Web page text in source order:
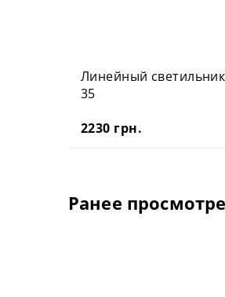
Линейный светильник
35
2230 грн.
Ранее